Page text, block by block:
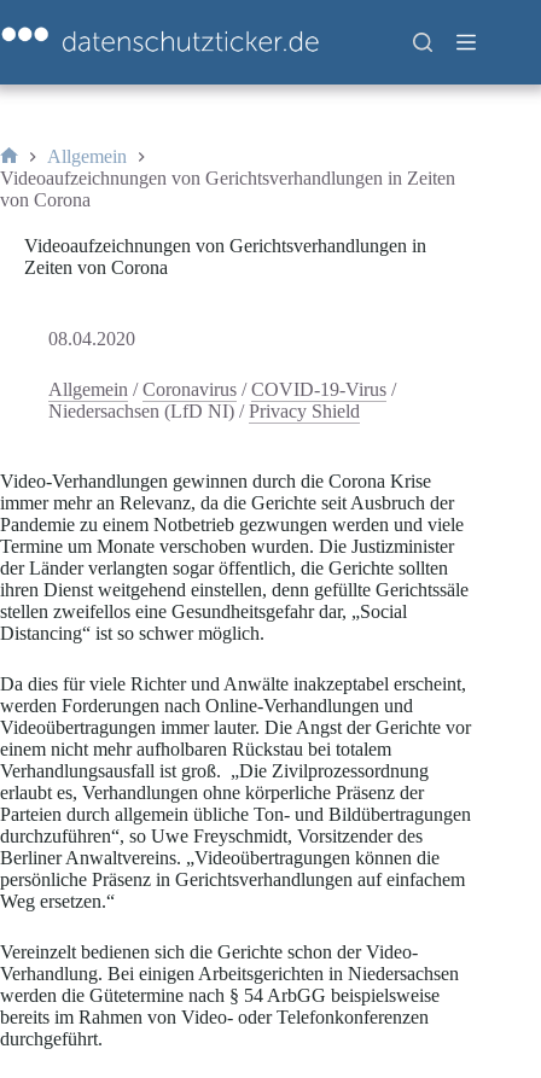
Inhalt
springen
Start
Allgemein
Videoaufzeichnungen von Gerichtsverhandlungen in Zeiten
von Corona
Videoaufzeichnungen von Gerichtsverhandlungen in
Zeiten von Corona
08.04.2020
Allgemein /Coronavirus /COVID-19-Virus /
Niedersachsen (LfD NI) /Privacy Shield
Video-Verhandlungen gewinnen durch die Corona Krise
immer mehr an Relevanz, da die Gerichte seit Ausbruch der
Pandemie zu einem Notbetrieb gezwungen werden und viele
Termine um Monate verschoben wurden. Die Justizminister
der Länder verlangten sogar öffentlich, die Gerichte sollten
ihren Dienst weitgehend einstellen, denn gefüllte Gerichtssäle
stellen zweifellos eine Gesundheitsgefahr dar, „Social
Distancing“ ist so schwer möglich.
Da dies für viele Richter und Anwälte inakzeptabel erscheint,
werden Forderungen nach Online-Verhandlungen und
Videoübertragungen immer lauter. Die Angst der Gerichte vor
einem nicht mehr aufholbaren Rückstau bei totalem
Verhandlungsausfall ist groß. „Die Zivilprozessordnung
erlaubt es, Verhandlungen ohne körperliche Präsenz der
Parteien durch allgemein übliche Ton- und Bildübertragungen
durchzuführen“, so Uwe Freyschmidt, Vorsitzender des
Berliner Anwaltvereins. „Videoübertragungen können die
persönliche Präsenz in Gerichtsverhandlungen auf einfachem
Weg ersetzen.“
Vereinzelt bedienen sich die Gerichte schon der Video-
Verhandlung. Bei einigen Arbeitsgerichten in Niedersachsen
werden die Gütetermine nach § 54 ArbGG beispielsweise
bereits im Rahmen von Video- oder Telefonkonferenzen
durchgeführt.